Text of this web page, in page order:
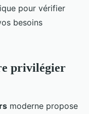
pour vérifier
besoins
privilégier
moderne propose